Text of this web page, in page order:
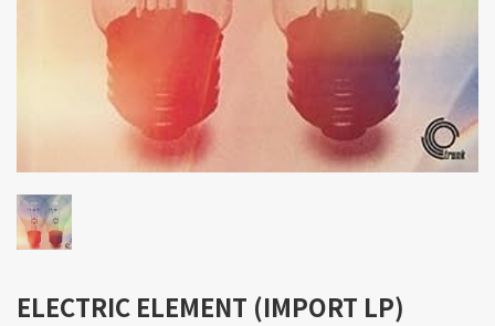
ELECTRIC ELEMENT (IMPORT LP)